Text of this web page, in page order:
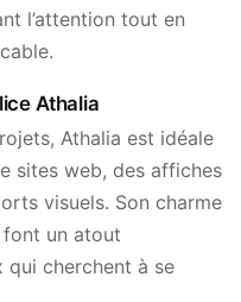
l’attention tout en
Athalia
Athalia est idéale
sites web, des affiches
visuels. Son charme
un atout
qui cherchent à se